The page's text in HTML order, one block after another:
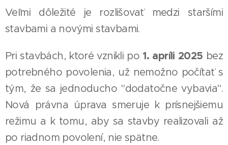
Veľmi dôležité je rozlišovať medzi staršími
stavbami a novými stavbami.
Pri stavbách, ktoré vznikli po1. apríli 2025 bez
potrebného povolenia, už nemožno počítať s
tým, že sa jednoducho "dodatočne vybavia".
Nová právna úprava smeruje k prísnejšiemu
režimu a k tomu, aby sa stavby realizovali až
po riadnom povolení, nie spätne.